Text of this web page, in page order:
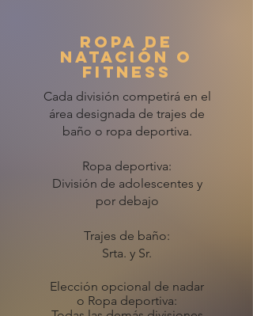
Ropa de
natación o
fitness
Cada división competirá en el
área designada de trajes de
baño o ropa deportiva.
Ropa deportiva:
División de adolescentes y
por debajo
Trajes de baño:
Srta. y Sr.
Elección opcional de nadar
o Ropa deportiva: